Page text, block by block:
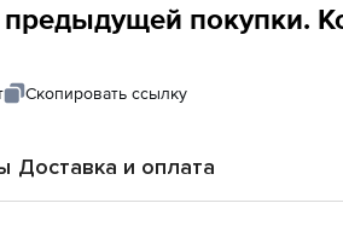
покупки.
Скопировать ссылку
Доставка и оплата